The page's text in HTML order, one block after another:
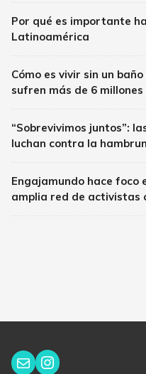
Por qué es importante
Latinoamérica
Cómo es vivir sin un
sufren más de 6
“Sobrevivimos juntos”:
luchan contra la
Engajamundo hace foco
amplia red de activistas
Correo electrónico
Instagram